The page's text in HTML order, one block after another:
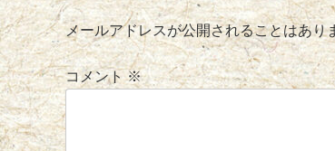
メールアドレスが公開されることはあり
コメント※